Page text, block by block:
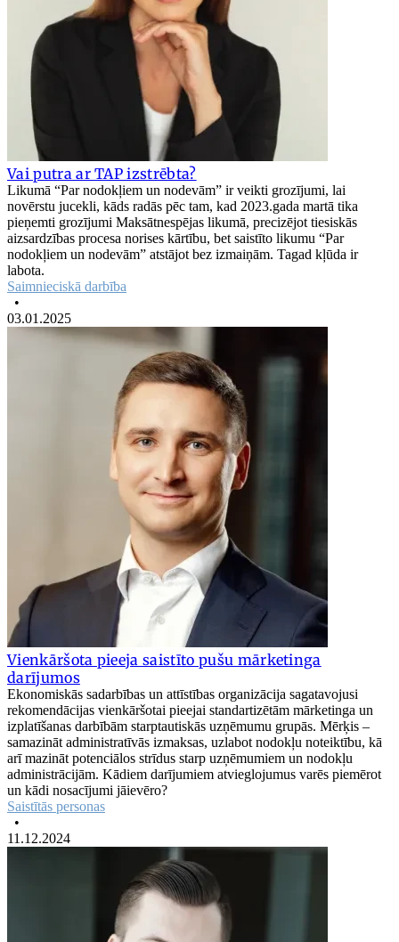
Vai putra ar TAP izstrēbta?
Likumā “Par nodokļiem un nodevām” ir veikti grozījumi, lai
novērstu jucekli, kāds radās pēc tam, kad 2023.gada martā tika
pieņemti grozījumi Maksātnespējas likumā, precizējot tiesiskās
aizsardzības procesa norises kārtību, bet saistīto likumu “Par
nodokļiem un nodevām” atstājot bez izmaiņām. Tagad kļūda ir
labota.
Saimnieciskā darbība
•
03.01.2025
Vienkāršota pieeja saistīto pušu mārketinga
darījumos
Ekonomiskās sadarbības un attīstības organizācija sagatavojusi
rekomendācijas vienkāršotai pieejai standartizētām mārketinga un
izplatīšanas darbībām starptautiskās uzņēmumu grupās. Mērķis –
samazināt administratīvās izmaksas, uzlabot nodokļu noteiktību, kā
arī mazināt potenciālos strīdus starp uzņēmumiem un nodokļu
administrācijām. Kādiem darījumiem atvieglojumus varēs piemērot
un kādi nosacījumi jāievēro?
Saistītās personas
•
11.12.2024